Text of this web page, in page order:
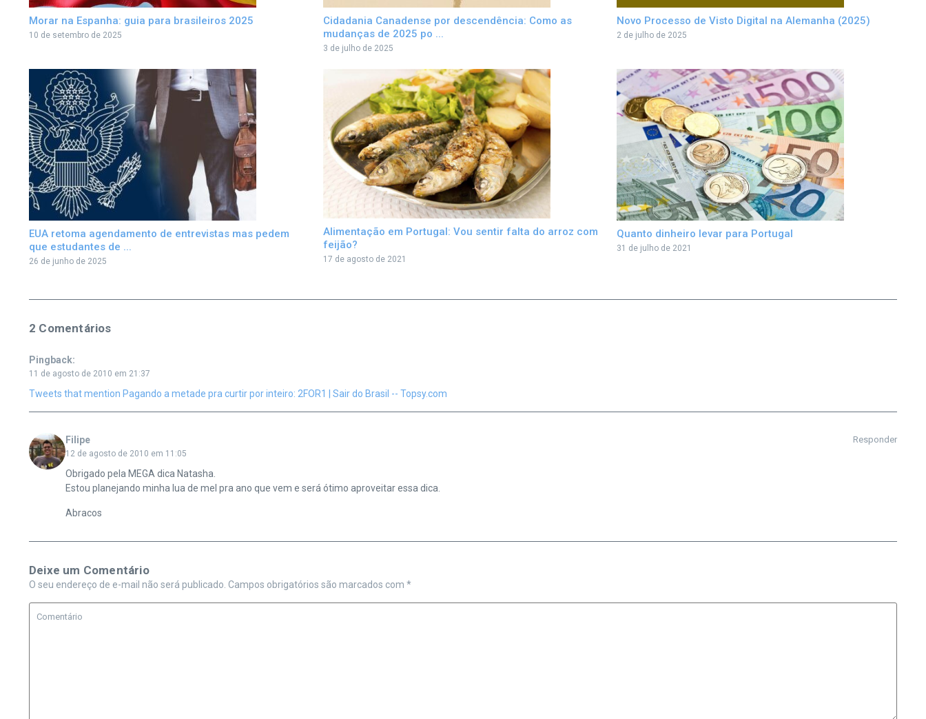
Morar na Espanha: guia para brasileiros 2025
10 de setembro de 2025
Cidadania Canadense por descendência: Como as
mudanças de 2025 po ...
3 de julho de 2025
Novo Processo de Visto Digital na Alemanha (2025)
2 de julho de 2025
EUA retoma agendamento de entrevistas mas pedem
que estudantes de ...
26 de junho de 2025
Alimentação em Portugal: Vou sentir falta do arroz com
feijão?
17 de agosto de 2021
Quanto dinheiro levar para Portugal
31 de julho de 2021
2 Comentários
Pingback:
11 de agosto de 2010 em 21:37
Tweets that mention Pagando a metade pra curtir por inteiro: 2FOR1 | Sair do Brasil -- Topsy.com
Filipe
12 de agosto de 2010 em 11:05
Responder
Obrigado pela MEGA dica Natasha.
Estou planejando minha lua de mel pra ano que vem e será ótimo aproveitar essa dica.
Abracos
Deixe um Comentário
O seu endereço de e-mail não será publicado. Campos obrigatórios são marcados com *